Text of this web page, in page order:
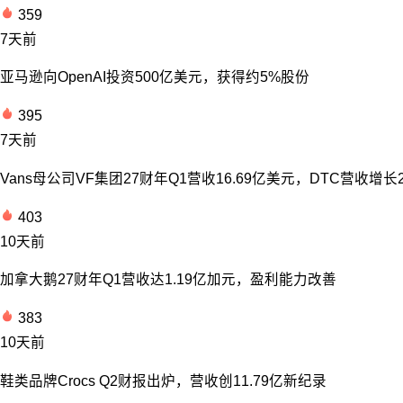
359
7天前
亚马逊向OpenAI投资500亿美元，获得约5%股份
395
7天前
Vans母公司VF集团27财年Q1营收16.69亿美元，DTC营收增长
403
10天前
加拿大鹅27财年Q1营收达1.19亿加元，盈利能力改善
383
10天前
鞋类品牌Crocs Q2财报出炉，营收创11.79亿新纪录